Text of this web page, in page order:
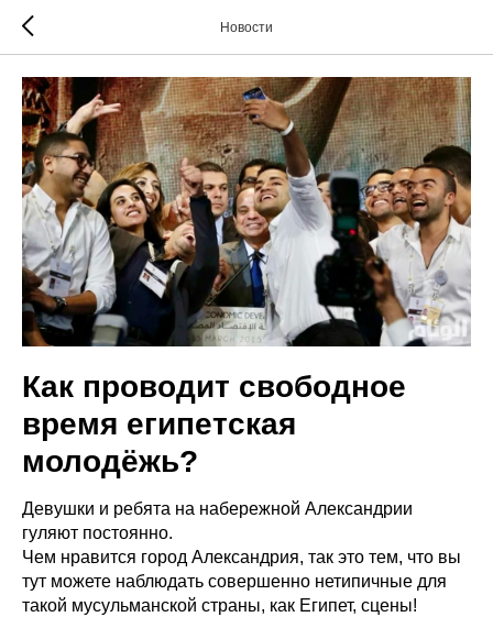
Новости
Как проводит свободное
время египетская
молодёжь?
Девушки и ребята на набережной Александрии
гуляют постоянно.
Чем нравится город Александрия, так это тем, что вы
тут можете наблюдать совершенно нетипичные для
такой мусульманской страны, как Египет, сцены!